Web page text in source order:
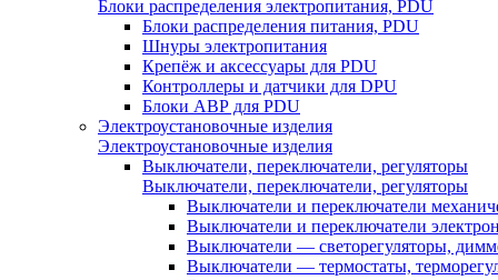
Блоки распределения электропитания, PDU
Блоки распределения питания, PDU
Шнуры электропитания
Крепёж и аксессуары для PDU
Контроллеры и датчики для DPU
Блоки АВР для PDU
Электроустановочные изделия
Электроустановочные изделия
Выключатели, переключатели, регуляторы
Выключатели, переключатели, регуляторы
Выключатели и переключатели
Выключатели и переключатели
Выключатели — светорегуляторы,
Выключатели — термостаты,